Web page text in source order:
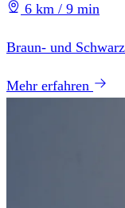
6 km / 9 min
Braun- und
Mehr erfahren